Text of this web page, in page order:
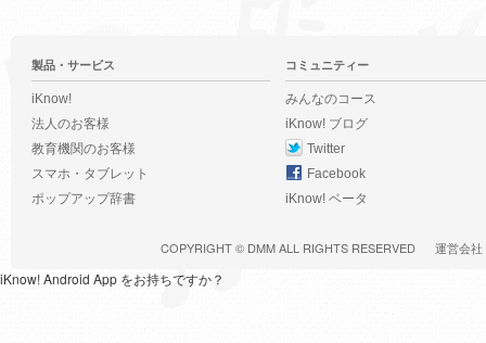
製品・サービス
iKnow!
法人のお客様
教育機関のお客様
スマホ・タブレット
ポップアップ辞書
コミュニティー
みんなのコース
iKnow! ブログ
Twitter
Facebook
iKnow! ベータ
COPYRIGHT © DMMALL RIGHTS RESERVED 運営会社
iKnow! Android App をお持ちですか？